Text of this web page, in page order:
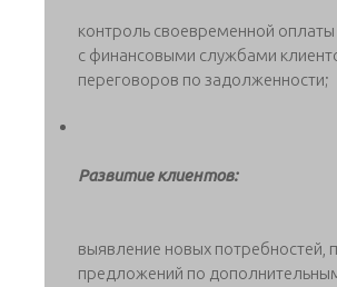
контроль своевременной оплаты
с финансовыми службами
переговоров по задолженности;
Развитие клиентов:
выявление новых потребностей,
предложений по